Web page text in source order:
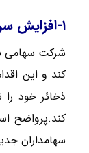
۱-افزایش سرمایه از طریق پرداخت مبلغ اسمی سهم به نقد
شرکت سهامی
کند و این
ذخائر خود
کند.پرواضح
سهامداران